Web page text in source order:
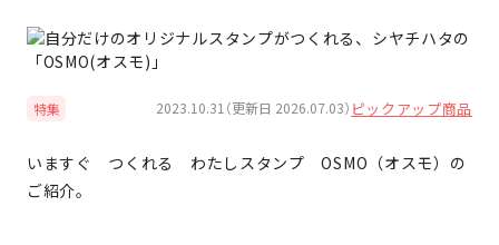
特集 ピックアップ商品
2023.10.31（更新日 2026.07.03）
いますぐ つくれる わたしスタンプ OSMO（オスモ）の
ご紹介。